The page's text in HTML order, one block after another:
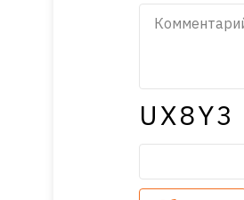
UX8Y3